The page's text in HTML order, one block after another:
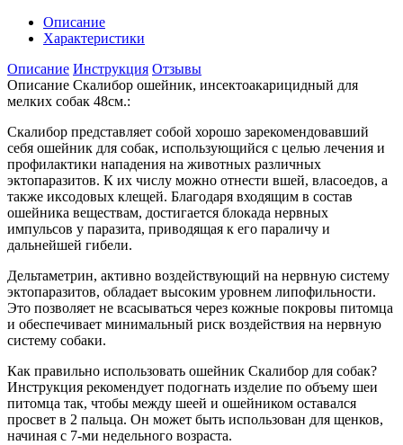
Описание
Характеристики
Описание Инструкция Отзывы
Описание Скалибор ошейник, инсектоакарицидный для
мелких собак 48см.:
Скалибор представляет собой хорошо зарекомендовавший
себя ошейник для собак, использующийся с целью лечения и
профилактики нападения на животных различных
эктопаразитов. К их числу можно отнести вшей, власоедов, а
также иксодовых клещей. Благодаря входящим в состав
ошейника веществам, достигается блокада нервных
импульсов у паразита, приводящая к его параличу и
дальнейшей гибели.
Дельтаметрин, активно воздействующий на нервную систему
эктопаразитов, обладает высоким уровнем липофильности.
Это позволяет не всасываться через кожные покровы питомца
и обеспечивает минимальный риск воздействия на нервную
систему собаки.
Как правильно использовать ошейник Скалибор для собак?
Инструкция рекомендует подогнать изделие по объему шеи
питомца так, чтобы между шеей и ошейником оставался
просвет в 2 пальца. Он может быть использован для щенков,
начиная с 7-ми недельного возраста.